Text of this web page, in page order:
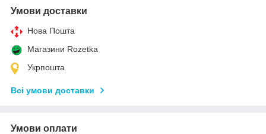
Умови доставки
Нова Пошта
Магазини Rozetka
Укрпошта
Всі умови доставки
Умови оплати